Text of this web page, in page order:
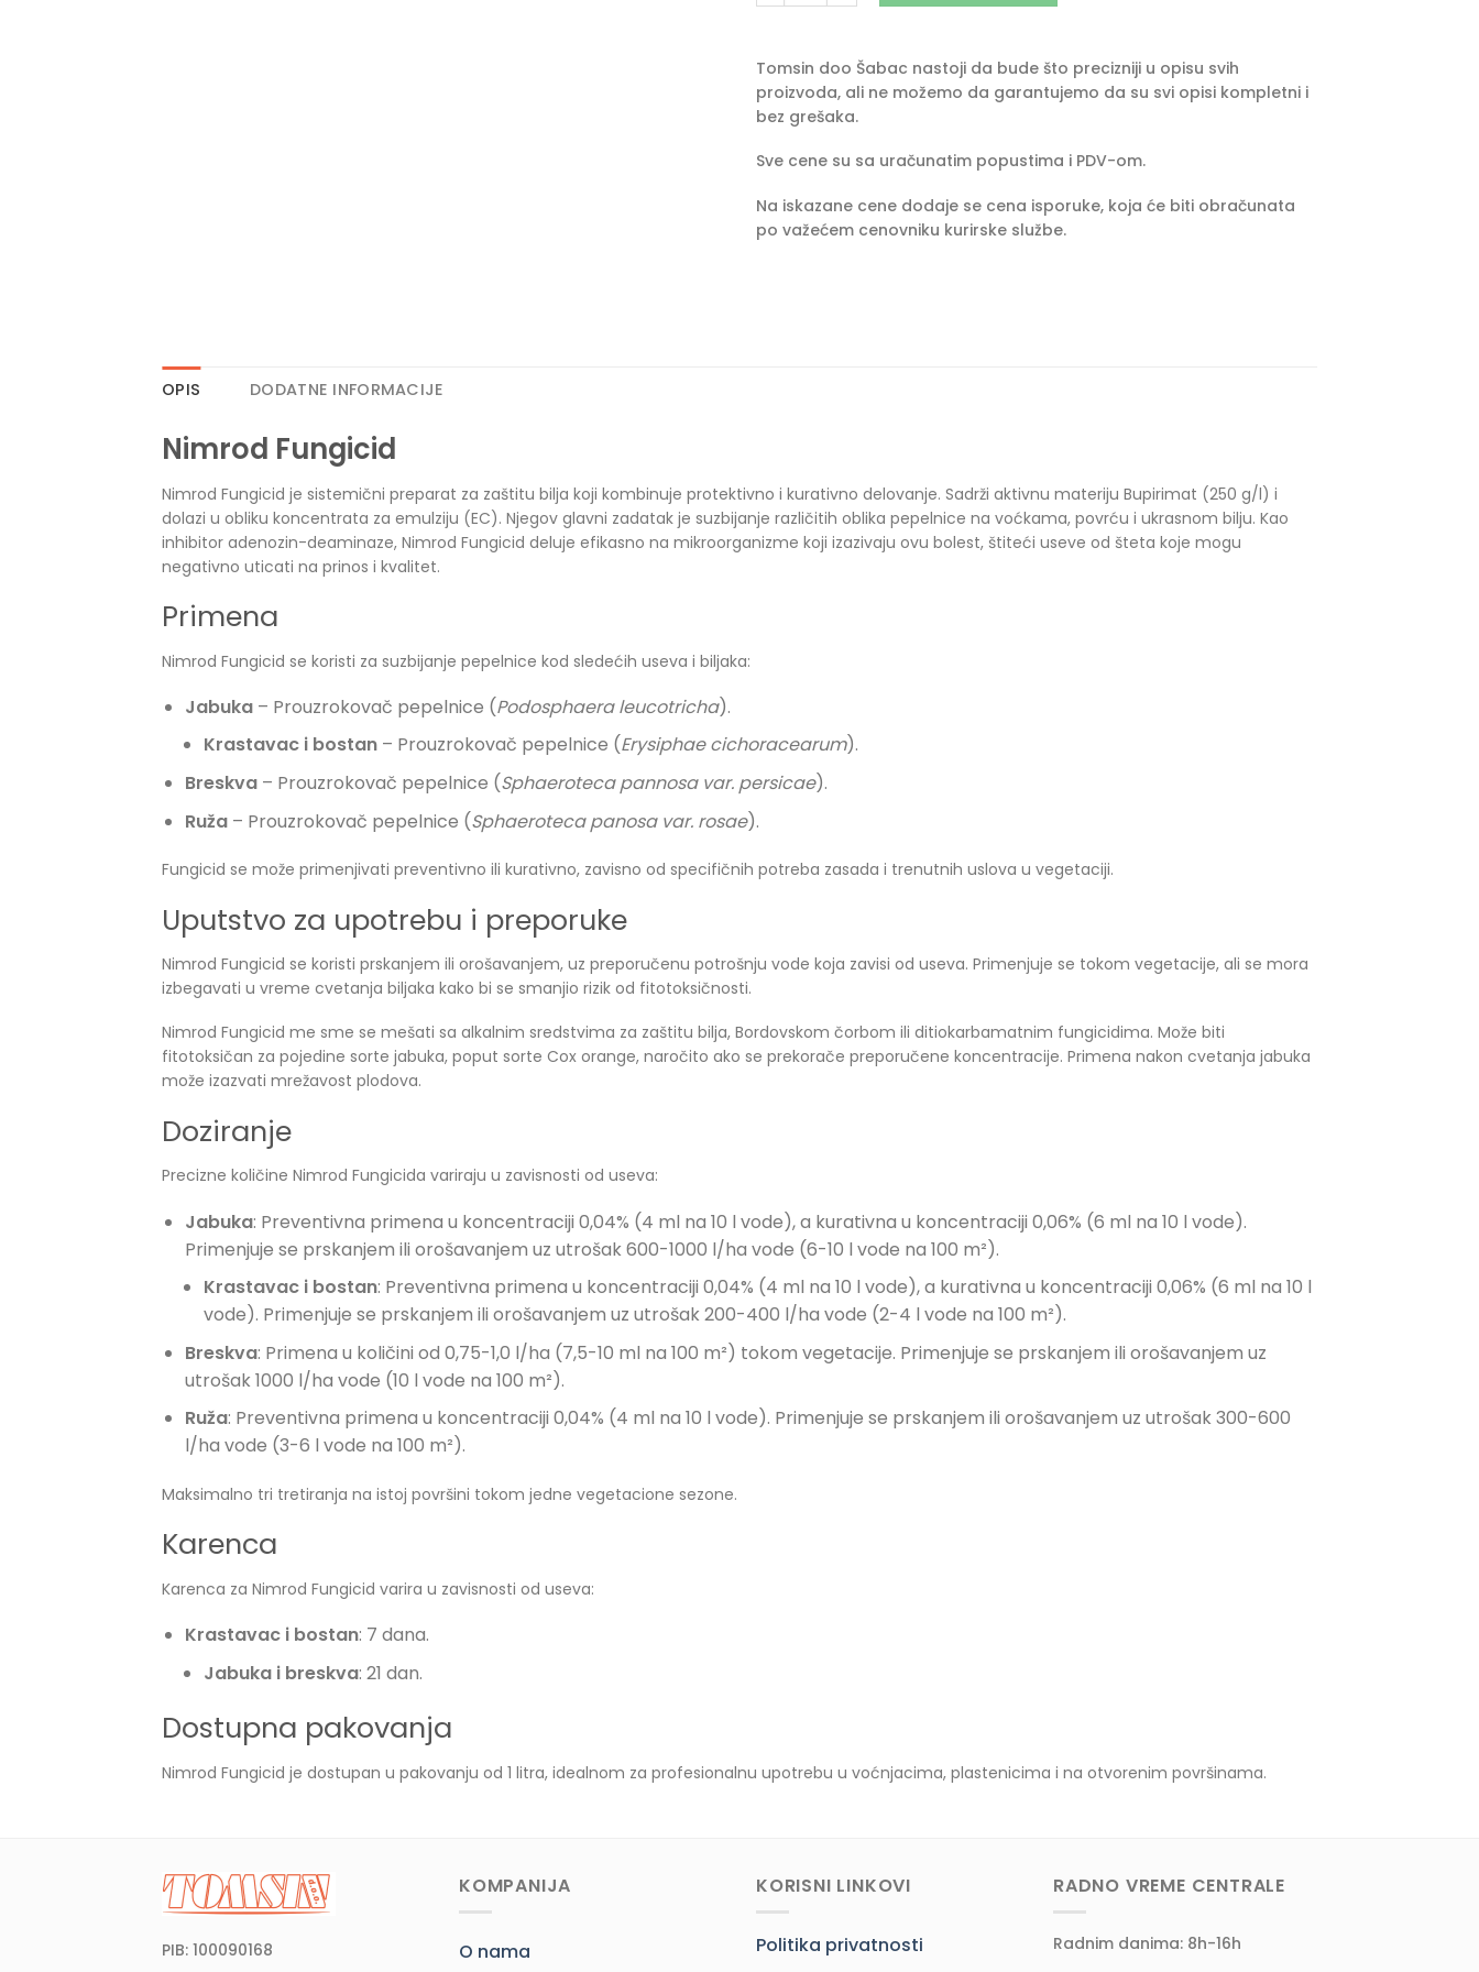
Tomsin doo Šabac nastoji da bude što precizniji u opisu svih
proizvoda, ali ne možemo da garantujemo da su svi opisi kompletni i
bez grešaka.
Sve cene su sa uračunatim popustima i PDV-om.
Na iskazane cene dodaje se cena isporuke, koja će biti obračunata
po važećem cenovniku kurirske službe.
OPIS DODATNE INFORMACIJE
Nimrod Fungicid
Nimrod Fungicid je sistemični preparat za zaštitu bilja koji kombinuje protektivno i kurativno delovanje. Sadrži aktivnu materiju Bupirimat (250 g/l) i
dolazi u obliku koncentrata za emulziju (EC). Njegov glavni zadatak je suzbijanje različitih oblika pepelnice na voćkama, povrću i ukrasnom bilju. Kao
inhibitor adenozin-deaminaze, Nimrod Fungicid deluje efikasno na mikroorganizme koji izazivaju ovu bolest, štiteći useve od šteta koje mogu
negativno uticati na prinos i kvalitet.
Primena
Nimrod Fungicid se koristi za suzbijanje pepelnice kod sledećih useva i biljaka:
Jabuka– Prouzrokovač pepelnice (Podosphaera leucotricha).
Krastavac i bostan – Prouzrokovač pepelnice (Erysiphae cichoracearum).
Breskva– Prouzrokovač pepelnice (Sphaeroteca pannosa var. persicae).
Ruža– Prouzrokovač pepelnice (Sphaeroteca panosa var. rosae).
Fungicid se može primenjivati preventivno ili kurativno, zavisno od specifičnih potreba zasada i trenutnih uslova u vegetaciji.
Uputstvo za upotrebu i preporuke
Nimrod Fungicid se koristi prskanjem ili orošavanjem, uz preporučenu potrošnju vode koja zavisi od useva. Primenjuje se tokom vegetacije, ali se mora
izbegavati u vreme cvetanja biljaka kako bi se smanjio rizik od fitotoksičnosti.
Nimrod Fungicid me sme se mešati sa alkalnim sredstvima za zaštitu bilja, Bordovskom čorbom ili ditiokarbamatnim fungicidima. Može biti
fitotoksičan za pojedine sorte jabuka, poput sorte Cox orange, naročito ako se prekorače preporučene koncentracije. Primena nakon cvetanja jabuka
može izazvati mrežavost plodova.
Doziranje
Precizne količine Nimrod Fungicida variraju u zavisnosti od useva:
Jabuka: Preventivna primena u koncentraciji 0,04% (4 ml na 10 l vode), a kurativna u koncentraciji 0,06% (6 ml na 10 l vode).
Primenjuje se prskanjem ili orošavanjem uz utrošak 600-1000 l/ha vode (6-10 l vode na 100 m²).
Krastavac i bostan: Preventivna primena u koncentraciji 0,04% (4 ml na 10 l vode), a kurativna u koncentraciji 0,06% (6 ml na 10 l
vode). Primenjuje se prskanjem ili orošavanjem uz utrošak 200-400 l/ha vode (2-4 l vode na 100 m²).
Breskva: Primena u količini od 0,75-1,0 l/ha (7,5-10 ml na 100 m²) tokom vegetacije. Primenjuje se prskanjem ili orošavanjem uz
utrošak 1000 l/ha vode (10 l vode na 100 m²).
Ruža: Preventivna primena u koncentraciji 0,04% (4 ml na 10 l vode). Primenjuje se prskanjem ili orošavanjem uz utrošak 300-600
l/ha vode (3-6 l vode na 100 m²).
Maksimalno tri tretiranja na istoj površini tokom jedne vegetacione sezone.
Karenca
Karenca za Nimrod Fungicid varira u zavisnosti od useva:
Krastavac i bostan: 7 dana.
Jabuka i breskva: 21 dan.
Dostupna pakovanja
Nimrod Fungicid je dostupan u pakovanju od 1 litra, idealnom za profesionalnu upotrebu u voćnjacima, plastenicima i na otvorenim površinama.
PIB: 100090168
KOMPANIJA
O nama
KORISNI LINKOVI
Politika privatnosti
RADNO VREME CENTRALE
Radnim danima: 8h-16h